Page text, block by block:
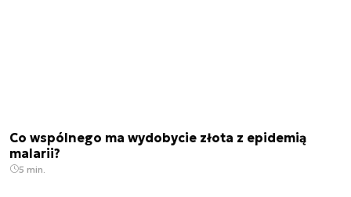
Co wspólnego ma wydobycie złota z epidemią
malarii?
5 min.